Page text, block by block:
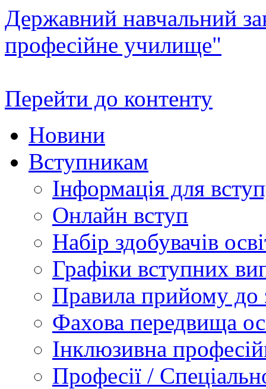
Державний навчальний
професійне училище"
Перейти до контенту
Новини
Вступникам
Інформація для
Онлайн вступ
Набір здобувачів
Графіки вступних
Правила прийому до
Фахова передвища
Інклюзивна
Професії /